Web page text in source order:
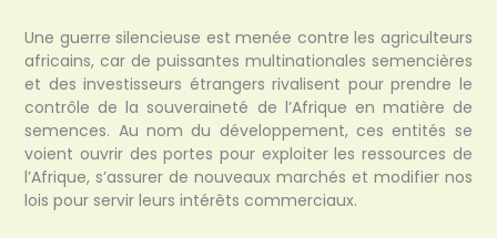
Une guerre silencieuse est menée contre les agriculteurs
africains, car de puissantes multinationales semencières
et des investisseurs étrangers rivalisent pour prendre le
contrôle de la souveraineté de l’Afrique en matière de
semences. Au nom du développement, ces entités se
voient ouvrir des portes pour exploiter les ressources de
l’Afrique, s’assurer de nouveaux marchés et modifier nos
lois pour servir leurs intérêts commerciaux.